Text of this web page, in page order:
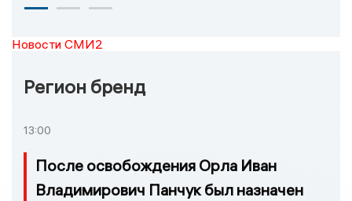
Новости СМИ2
Регион бренд
13:00
После освобождения Орла Иван
Владимирович Панчук был назначен